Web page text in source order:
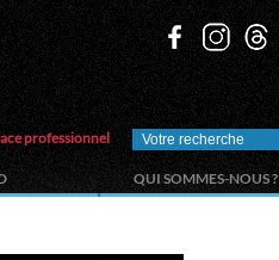
professionnel
QUI SOMMES-NOUS ?